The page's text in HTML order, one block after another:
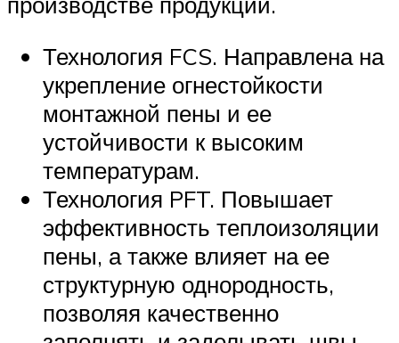
Технология FCS. Направлена на
укрепление огнестойкости
монтажной пены и ее
устойчивости к высоким
температурам.
Технология PFT. Повышает
эффективность теплоизоляции
пены, а также влияет на ее
структурную однородность,
позволяя качественно